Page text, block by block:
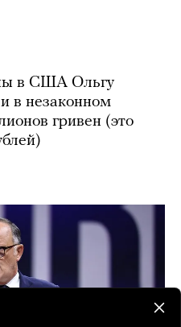
в США Ольгу
в незаконном
гривен (это